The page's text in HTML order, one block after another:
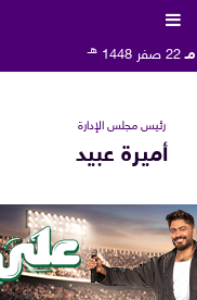
22 صفر 1448 هـ
رئيس مجلس الإدارة
أميرة عبيد